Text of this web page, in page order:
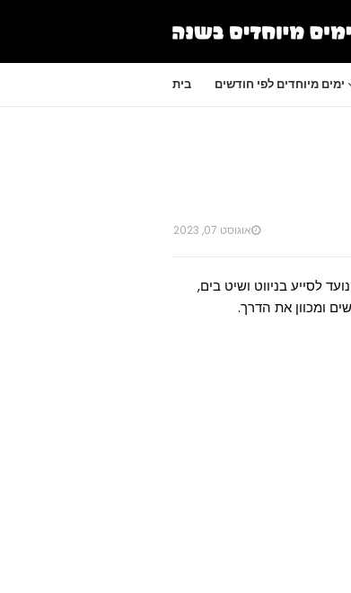
בית ימים מיוחדים לפי חודשים
אוגוסט 07, 2023
לסייע בניווט ושיט בים,
ומכוון את הדרך.